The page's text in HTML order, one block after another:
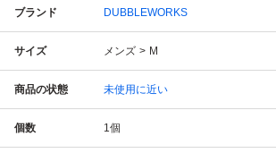
ブランド DUBBLEWORKS
サイズ メンズ M
商品の状態 未使用に近い
個数 1個